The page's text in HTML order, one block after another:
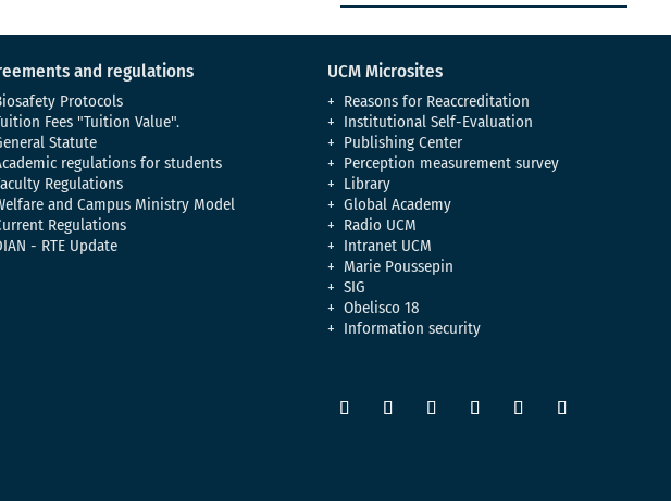
and regulations
Protocols
Fees "Tuition Value".
Statute
regulations for students
Regulations
and Campus Ministry Model
Regulations
- RTE Update
UCM Microsites
Reasons for Reaccreditation
Institutional Self-Evaluation
Publishing Center
Perception measurement survey
Library
Global Academy
Radio UCM
Intranet UCM
Marie Poussepin
SIG
Obelisco 18
Information security